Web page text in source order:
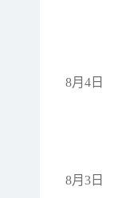
8月4日
8月3日